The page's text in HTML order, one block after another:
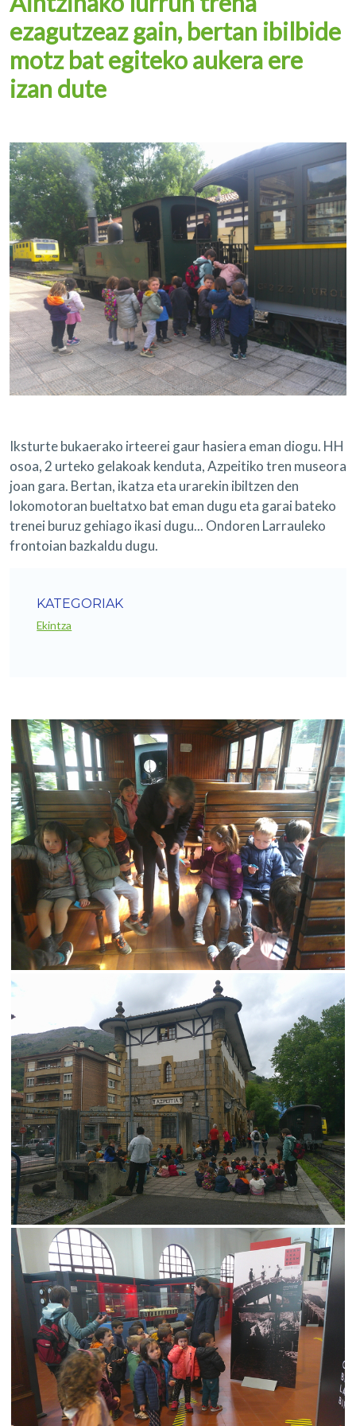
ezagutzeaz gain, bertan ibilbide
motz bat egiteko aukera ere
izan dute
Iksturte bukaerako irteerei gaur hasiera eman diogu. HH
osoa, 2 urteko gelakoak kenduta, Azpeitiko tren museora
joan gara. Bertan, ikatza eta urarekin ibiltzen den
lokomotoran bueltatxo bat eman dugu eta garai bateko
trenei buruz gehiago ikasi dugu... Ondoren Larrauleko
frontoian bazkaldu dugu.
KATEGORIAK
Ekintza